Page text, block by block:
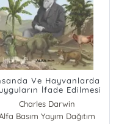
Ve Hayvanlarda
İfade Edilmesi
Charles Darwin
Basım Yayım Dağıtım